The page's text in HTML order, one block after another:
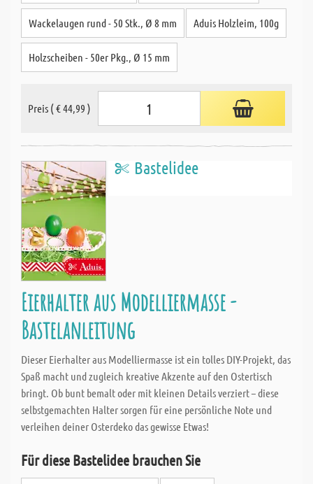
Wackelaugen rund - 50 Stk., Ø 8 mm Aduis Holzleim, 100g
Holzscheiben - 50er Pkg., Ø 15 mm
Preis ( € 44,99 )
Bastelidee
Eierhalter aus Modelliermasse -
Bastelanleitung
Dieser Eierhalter aus Modelliermasse ist ein tolles DIY-Projekt, das
Spaß macht und zugleich kreative Akzente auf den Ostertisch
bringt. Ob bunt bemalt oder mit kleinen Details verziert – diese
selbstgemachten Halter sorgen für eine persönliche Note und
verleihen deiner Osterdeko das gewisse Etwas!
Für diese Bastelidee brauchen Sie